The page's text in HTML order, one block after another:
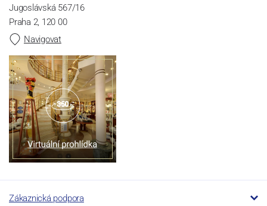
Jugoslávská 567/16
Praha 2, 120 00
Navigovat
Zákaznická podpora